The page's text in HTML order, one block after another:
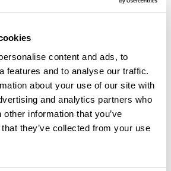
content and ads, to
features and to analyse our traffic.
about your use of our site with
and analytics partners who
information that you’ve
they’ve collected from your use
il primo a inviare una recensione!
una recensione